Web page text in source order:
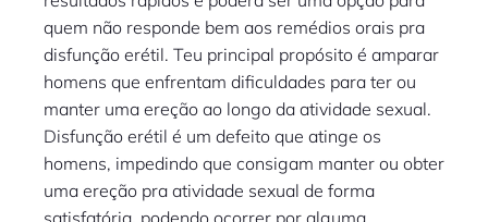
quem não responde bem aos remédios orais pra
disfunção erétil. Teu principal propósito é amparar
homens que enfrentam dificuldades para ter ou
manter uma ereção ao longo da atividade sexual.
Disfunção erétil é um defeito que atinge os
homens, impedindo que consigam manter ou obter
uma ereção pra atividade sexual de forma
satisfatória, podendo ocorrer por alguma